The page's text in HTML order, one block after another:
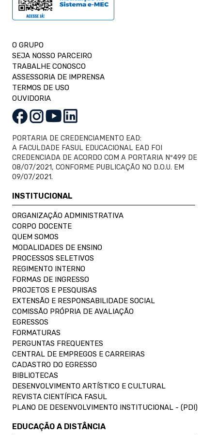
O GRUPO
SEJA NOSSO PARCEIRO
TRABALHE CONOSCO
ASSESSORIA DE IMPRENSA
TERMOS DE USO
OUVIDORIA
PORTARIA DE CREDENCIAMENTO EAD:
A FACULDADE FASUL EDUCACIONAL EAD FOI
CREDENCIADA DE ACORDO COM A PORTARIA Nº499 DE
08/07/2021, CONFORME PUBLICAÇÃO NO D.O.U. EM
09/07/2021.
INSTITUCIONAL
ORGANIZAÇÃO ADMINISTRATIVA
CORPO DOCENTE
QUEM SOMOS
MODALIDADES DE ENSINO
PROCESSOS SELETIVOS
REGIMENTO INTERNO
FORMAS DE INGRESSO
PROJETOS E PESQUISAS
EXTENSÃO E RESPONSABILIDADE SOCIAL
COMISSÃO PRÓPRIA DE AVALIAÇÃO
EGRESSOS
FORMATURAS
PERGUNTAS FREQUENTES
CENTRAL DE EMPREGOS E CARREIRAS
CADASTRO DO EGRESSO
BIBLIOTECAS
DESENVOLVIMENTO ARTÍSTICO E CULTURAL
REVISTA CIENTÍFICA FASUL
PLANO DE DESENVOLVIMENTO INSTITUCIONAL - (PDI)
EDUCAÇÃO A DISTÂNCIA